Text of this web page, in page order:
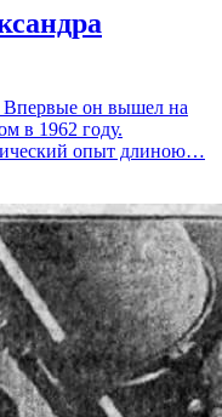
он вышел на
в 1962 году.
опыт длиною…